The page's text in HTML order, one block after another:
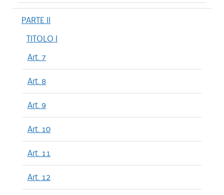
PARTE II
TITOLO I
Art. 7
Art. 8
Art. 9
Art. 10
Art. 11
Art. 12